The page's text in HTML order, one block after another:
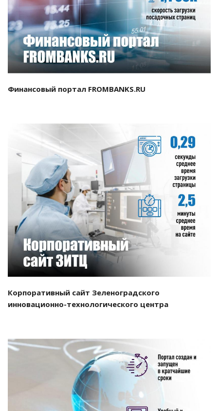
Смотреть проект
Финансовый портал FROMBANKS.RU
Смотреть проект
Корпоративный сайт Зеленоградского
инновационно-технологического центра